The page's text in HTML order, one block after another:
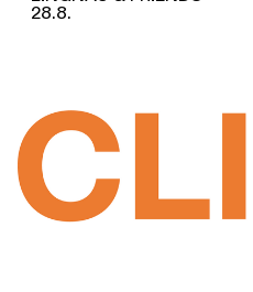
28.8.